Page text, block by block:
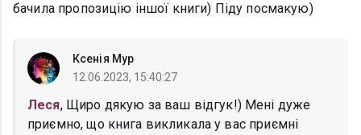
бачила пропозицію іншої книги) Піду посмакую)
Ксенія Мур
12.06.2023, 15:40:27
Леся, Щиро дякую за ваш відгук!) Мені дуже
приємно, що книга викликала у вас приємні